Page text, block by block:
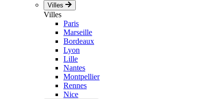
Villes
Villes
Paris
Marseille
Bordeaux
Lyon
Lille
Nantes
Montpellier
Rennes
Nice